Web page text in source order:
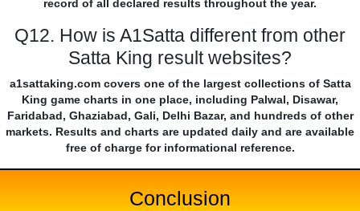
record of all declared results throughout the year.
Q12. How is A1Satta different from other
Satta King result websites?
a1sattaking.com covers one of the largest collections of Satta
King game charts in one place, including Palwal, Disawar,
Faridabad, Ghaziabad, Gali, Delhi Bazar, and hundreds of other
markets. Results and charts are updated daily and are available
free of charge for informational reference.
Conclusion